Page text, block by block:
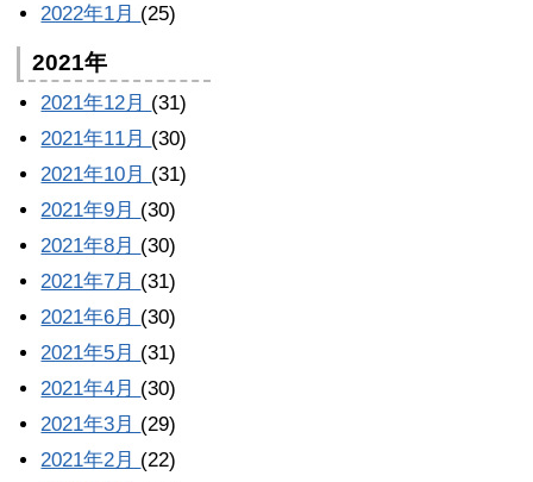
2022年1月 (25)
2021年
2021年12月 (31)
2021年11月 (30)
2021年10月 (31)
2021年9月 (30)
2021年8月 (30)
2021年7月 (31)
2021年6月 (30)
2021年5月 (31)
2021年4月 (30)
2021年3月 (29)
2021年2月 (22)